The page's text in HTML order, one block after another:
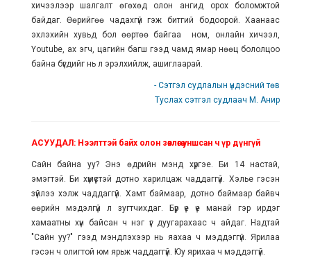
хичээлээр шалгалт өгөхөд олон ангид орох боломжтой
байдаг. Өөрийгөө чадахгүй гэж битгий бодоорой. Хаанаас
эхлэхийн хувьд бол өөртөө байгаа ном, онлайн хичээл,
Youtube, ах эгч, цагийн багш гээд чамд ямар нөөц бололцоо
байна бүгдийг нь л эрэлхийлж, ашиглаарай.
- Сэтгэл судлалын үндэсний төв
Туслах сэтгэл судлаач М. Анир
АСУУДАЛ: Нээлттэй байх олон зөвлөгөө уншсан ч үр дүнгүй
Сайн байна уу? Энэ өдрийн мэнд хүргэе. Би 14 настай,
эмэгтэй. Би хүмүүстэй дотно харилцаж чаддаггүй. Хэлье гэсэн
зүйлээ хэлж чаддаггүй. Хамт баймаар, дотно баймаар байвч
өөрийн мэдэлгүй л зугтчихдаг. Бүр үе үе манай гэр ирдэг
хамаатны хүн байсан ч нэг үг дуугарахаас ч айдаг. Надтай
"Сайн уу?" гээд мэндлэхээр нь яахаа ч мэддэггүй. Ярилаа
гэсэн ч олигтой юм ярьж чаддаггүй. Юу ярихаа ч мэддэггүй.